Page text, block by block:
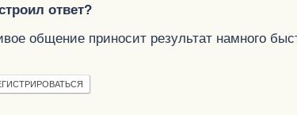
ответ?
общение приносит результат намного